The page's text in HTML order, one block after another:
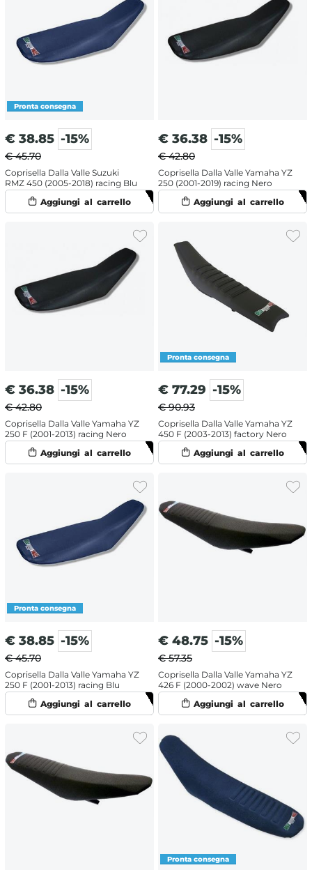
€ 38.85 -15%
€ 45.70
Coprisella Dalla Valle Suzuki
RMZ 450 (2005-2018) racing Blu
€ 36.38 -15%
€ 42.80
Coprisella Dalla Valle Yamaha YZ
250 (2001-2019) racing Nero
€ 36.38 -15%
€ 42.80
Coprisella Dalla Valle Yamaha YZ
250 F (2001-2013) racing Nero
€ 77.29 -15%
€ 90.93
Coprisella Dalla Valle Yamaha YZ
450 F (2003-2013) factory Nero
€ 38.85 -15%
€ 45.70
Coprisella Dalla Valle Yamaha YZ
250 F (2001-2013) racing Blu
€ 48.75 -15%
€ 57.35
Coprisella Dalla Valle Yamaha YZ
426 F (2000-2002) wave Nero